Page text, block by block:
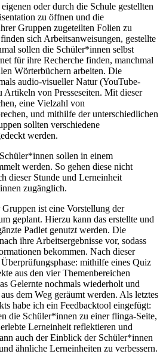
oder durch die Schule gestellten
zu öffnen und die
Gruppen zugeteilten Folien zu
sich Arbeitsanweisungen, gestellte
sollen die Schüler*innen selbst
für ihre Recherche finden, manchmal
Wörterbüchern arbeiten. Die
audio-visueller Natur (YouTube-
Artikeln von Presseseiten. Mit dieser
eine Vielzahl von
und mithilfe der unterschiedlichen
sollten verschiedene
werden.
sollen in einem
werden. So gehen diese nicht
dieser Stunde und Lerneinheit
zugänglich.
ist eine Vorstellung der
geplant. Hierzu kann das erstellte und
Padlet genutzt werden. Die
ihre Arbeitsergebnisse vor, sodass
bekommen. Nach dieser
mithilfe eines Quiz
aus den vier Themenbereichen
Gelernte nochmals wiederholt und
dem Weg geräumt werden. Als letztes
habe ich ein Feedbacktool eingefügt:
die Schüler*innen zu einer flinga-Seite,
Lerneinheit reflektieren und
auch der Einblick der Schüler*innen
ähnliche Lerneinheiten zu verbessern.